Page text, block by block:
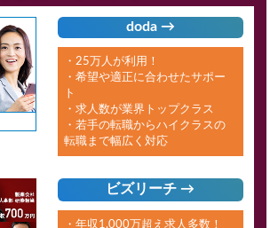
doda →
・25万人が利用！
・希望や適正に合わせたサポー
ト
・求人数が業界トップクラス
・若手の転職からハイクラスの
転職まで幅広く対応
ビズリーチ →
・年収1,000万超え求人多数！